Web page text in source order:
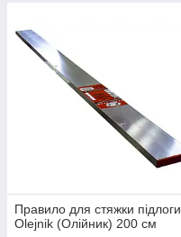
Правило для стяжки підлоги
Olejnik (Олійник) 200 см